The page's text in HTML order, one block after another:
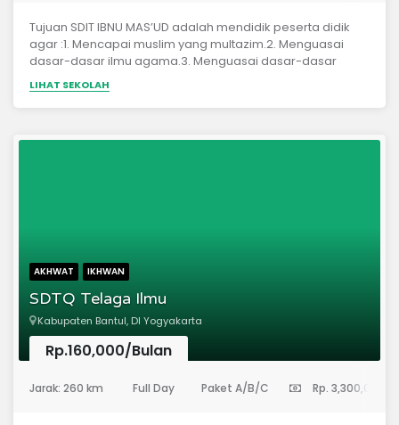
Tujuan SDIT IBNU MAS’UD adalah mendidik peserta didik
agar :1. Mencapai muslim yang multazim.2. Menguasai
dasar-dasar ilmu agama.3. Menguasai dasar-dasar
kemampuan menghafal minimal 3 juz Al Qur’an dan
beberapa hadits.5. Menerapkan adab-adab Islam
dan teknologi.7. Memiliki semangat, kesabaran dan
LIHAT SEKOLAH
AKHWAT IKHWAN
SDTQ Telaga Ilmu
Kabupaten Bantul, DI Yogyakarta
Rp.160,000/Bulan
Jarak: 260 km Full Day Paket A/B/C Rp. 3,300,000